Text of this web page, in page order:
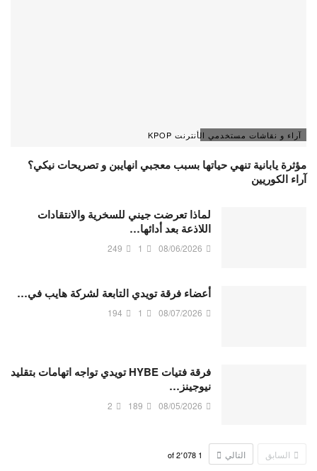
آراء و نقاشات مستخدمي الأنترنت KPOP
مؤثرة يابانية تنهي حياتها بسبب معجبي انهايبن و تصريحات نيكي؟
آراء الكوريين
لماذا تعرضت جيني للسخرية والانتقادات
اللاذعة بعد أدائها…
08/06/2026
1
249
أعضاء فرقة تويدي التابعة لشركة هايب في…
08/07/2026
1
194
فرقة فتيات HYBE تويدي تواجه اتهامات بتقليد
نيوجينز…
08/05/2026
189
2
السابق التالي 1 2٬078